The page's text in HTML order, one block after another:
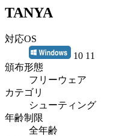
TANYA
対応OS
10 11
頒布形態
フリーウェア
カテゴリ
シューティング
年齢制限
全年齢